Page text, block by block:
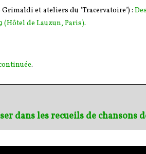
et ateliers du ‘Tracervatoire’) :
(Hôtel de Lauzun, Paris).
.
dans les recueils de chansons